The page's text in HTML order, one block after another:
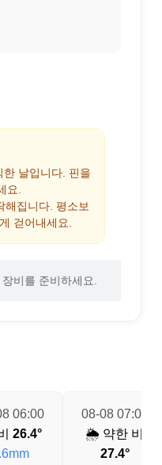
한 날입니다. 핀을
요.
해집니다. 평소보
걷어내세요.
비를 준비하세요.
06:00
26.4°
08-08 07:00
🌦️ 약한 비
27.4°